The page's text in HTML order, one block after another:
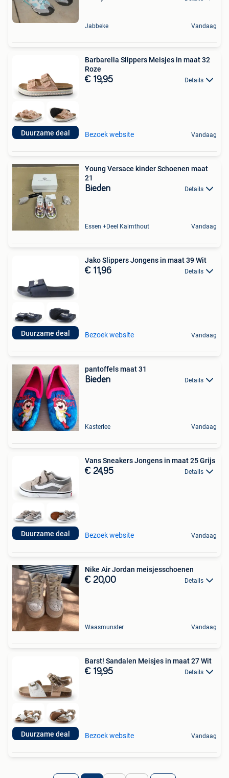
Jabbeke Vandaag
Duurzame deal
Barbarella Slippers Meisjes in maat 32
Roze
€ 19,95 Details
Bezoek website Vandaag
Young Versace kinder Schoenen maat
21
Bieden Details
Essen +Deel Kalmthout Vandaag
Duurzame deal
Jako Slippers Jongens in maat 39 Wit
€ 11,96 Details
Bezoek website Vandaag
pantoffels maat 31
Bieden Details
Kasterlee Vandaag
Duurzame deal
Vans Sneakers Jongens in maat 25 Grijs
€ 24,95 Details
Bezoek website Vandaag
Nike Air Jordan meisjesschoenen
€ 20,00 Details
Waasmunster Vandaag
Duurzame deal
Barst! Sandalen Meisjes in maat 27 Wit
€ 19,95 Details
Bezoek website Vandaag